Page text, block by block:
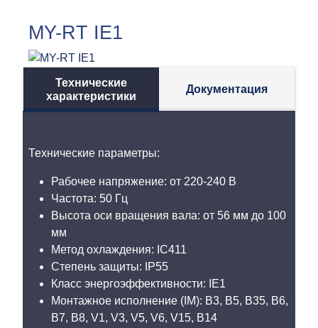
MY-RT IE1
Технические
характеристики
Документация
Технические параметры:
Рабочее напряжение: от 220-240 В
Частота: 50 Гц
Высота оси вращения вала: от 56 мм до 100
мм
Метод охлаждения: IC411
Степень защиты: IP55
Класс энергоэффективности: IE1
Монтажное исполнение (IM): B3, B5, B35, B6,
B7, B8, V1, V3, V5, V6, V15, B14